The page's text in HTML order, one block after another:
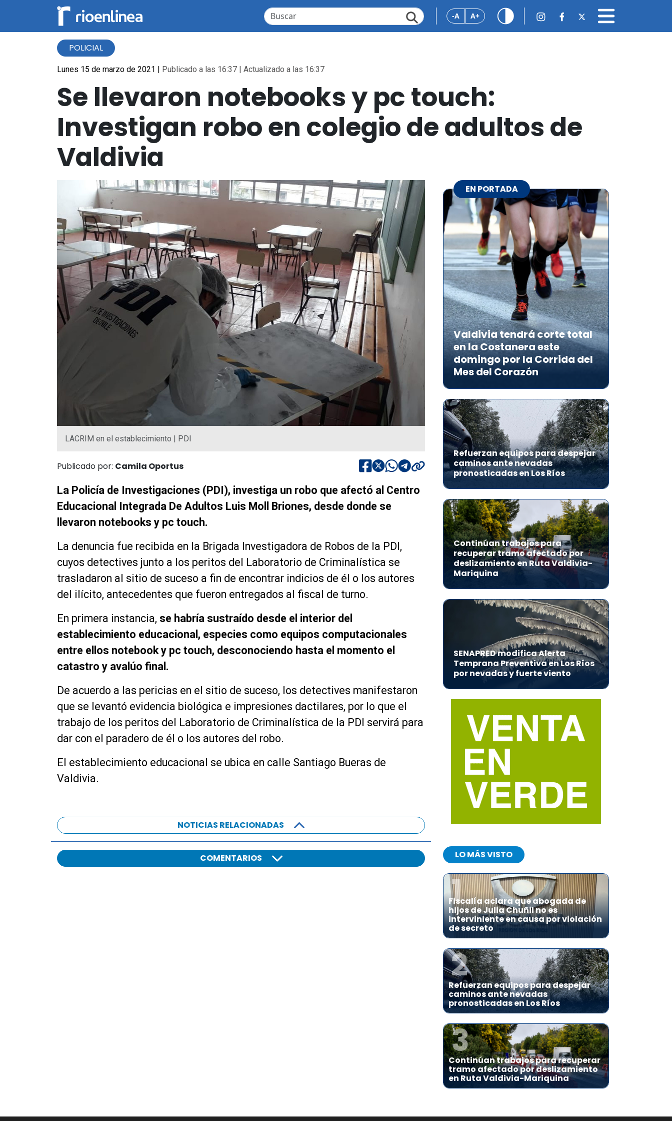
-A A+
POLICIAL
Lunes 15 de marzo de 2021 | Publicado a las 16:37 | Actualizado a las 16:37
Se llevaron notebooks y pc touch:
Investigan robo en colegio de adultos de
Valdivia
LACRIM en el establecimiento | PDI
Publicado por: Camila Oportus
La Policía de Investigaciones (PDI), investiga un robo que afectó al Centro
Educacional Integrada De Adultos Luis Moll Briones, desde donde se
llevaron notebooks y pc touch.
La denuncia fue recibida en la Brigada Investigadora de Robos de la PDI,
cuyos detectives junto a los peritos del Laboratorio de Criminalística se
trasladaron al sitio de suceso a fin de encontrar indicios de él o los autores
del ilícito, antecedentes que fueron entregados al fiscal de turno.
En primera instancia, se habría sustraído desde el interior del
establecimiento educacional, especies como equipos computacionales
entre ellos notebook y pc touch, desconociendo hasta el momento el
catastro y avalúo final.
De acuerdo a las pericias en el sitio de suceso, los detectives manifestaron
que se levantó evidencia biológica e impresiones dactilares, por lo que el
trabajo de los peritos del Laboratorio de Criminalística de la PDI servirá para
dar con el paradero de él o los autores del robo.
El establecimiento educacional se ubica en calle Santiago Bueras de
Valdivia.
NOTICIAS RELACIONADAS
COMENTARIOS
EN PORTADA
Valdivia tendrá corte total
en la Costanera este
domingo por la Corrida del
Mes del Corazón
Refuerzan equipos para despejar
caminos ante nevadas
pronosticadas en Los Ríos
Continúan trabajos para
recuperar tramo afectado por
deslizamiento en Ruta Valdivia-
Mariquina
SENAPRED modifica Alerta
Temprana Preventiva en Los Ríos
por nevadas y fuerte viento
LO MÁS VISTO
1
Fiscalía aclara que abogada de
hijos de Julia Chuñil no es
interviniente en causa por violación
de secreto
2
Refuerzan equipos para despejar
caminos ante nevadas
pronosticadas en Los Ríos
3
Continúan trabajos para recuperar
tramo afectado por deslizamiento
en Ruta Valdivia-Mariquina